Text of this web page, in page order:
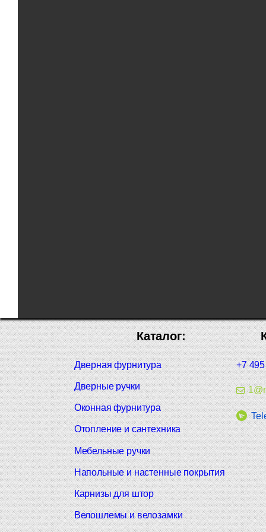
+7
Каталог:
Дверная фурнитура
Дверные ручки
Оконная фурнитура
Отопление и сантехника
Мебельные ручки
Напольные и настенные покрытия
Карнизы для штор
Велошлемы и велозамки